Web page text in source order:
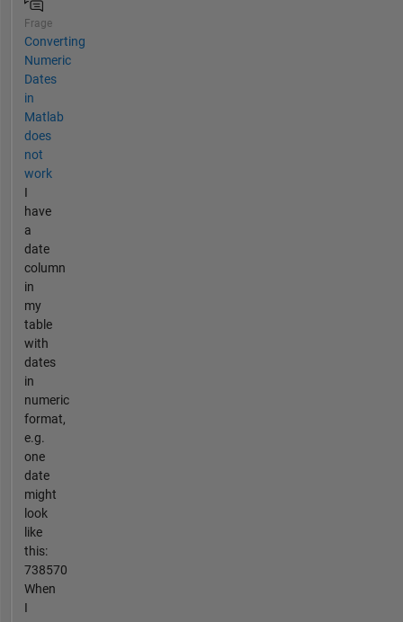
Frage
Converting
Numeric
Dates
in
Matlab
does
not
work
I
have
a
date
column
in
my
table
with
dates
in
numeric
format,
e.g.
one
date
might
look
like
this:
738570
When
I